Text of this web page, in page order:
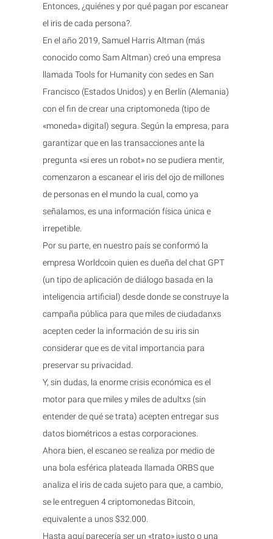
Entonces, ¿quiénes y por qué pagan por escanear
el iris de cada persona?.
En el año 2019, Samuel Harris Altman (más
conocido como Sam Altman) creó una empresa
llamada Tools for Humanity con sedes en San
Francisco (Estados Unidos) y en Berlín (Alemania)
con el fin de crear una criptomoneda (tipo de
«moneda» digital) segura. Según la empresa, para
garantizar que en las transacciones ante la
pregunta «si eres un robot» no se pudiera mentir,
comenzaron a escanear el iris del ojo de millones
de personas en el mundo la cual, como ya
señalamos, es una información física única e
irrepetible.
Por su parte, en nuestro país se conformó la
empresa Worldcoin quien es dueña del chat GPT
(un tipo de aplicación de diálogo basada en la
inteligencia artificial) desde donde se construye la
campaña pública para que miles de ciudadanxs
acepten ceder la información de su iris sin
considerar que es de vital importancia para
preservar su privacidad.
Y, sin dudas, la enorme crisis económica es el
motor para que miles y miles de adultxs (sin
entender de qué se trata) acepten entregar sus
datos biométricos a estas corporaciones.
Ahora bien, el escaneo se realiza por medio de
una bola esférica plateada llamada ORBS que
analiza el iris de cada sujeto para que, a cambio,
se le entreguen 4 criptomonedas Bitcoin,
equivalente a unos $32.000.
Hasta aquí parecería ser un «trato» justo o una